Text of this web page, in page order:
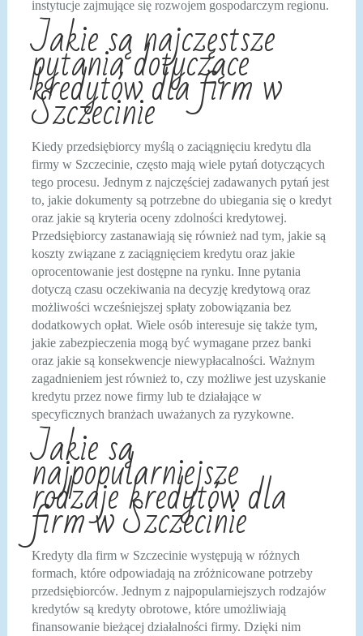
instytucje zajmujące się rozwojem gospodarczym regionu.
Jakie są najczęstsze
pytania dotyczące
kredytów dla firm w
Szczecinie
Kiedy przedsiębiorcy myślą o zaciągnięciu kredytu dla
firmy w Szczecinie, często mają wiele pytań dotyczących
tego procesu. Jednym z najczęściej zadawanych pytań jest
to, jakie dokumenty są potrzebne do ubiegania się o kredyt
oraz jakie są kryteria oceny zdolności kredytowej.
Przedsiębiorcy zastanawiają się również nad tym, jakie są
koszty związane z zaciągnięciem kredytu oraz jakie
oprocentowanie jest dostępne na rynku. Inne pytania
dotyczą czasu oczekiwania na decyzję kredytową oraz
możliwości wcześniejszej spłaty zobowiązania bez
dodatkowych opłat. Wiele osób interesuje się także tym,
jakie zabezpieczenia mogą być wymagane przez banki
oraz jakie są konsekwencje niewypłacalności. Ważnym
zagadnieniem jest również to, czy możliwe jest uzyskanie
kredytu przez nowe firmy lub te działające w
specyficznych branżach uważanych za ryzykowne.
Jakie są
najpopularniejsze
rodzaje kredytów dla
firm w Szczecinie
Kredyty dla firm w Szczecinie występują w różnych
formach, które odpowiadają na zróżnicowane potrzeby
przedsiębiorców. Jednym z najpopularniejszych rodzajów
kredytów są kredyty obrotowe, które umożliwiają
finansowanie bieżącej działalności firmy. Dzięki nim